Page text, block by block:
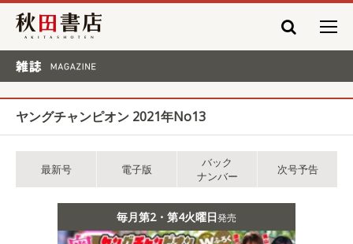
秋田書店
ヤングチャンピオン 2021年No13
最新号 電子版
バック
ナンバー
次号予告
毎月第2・第4火曜日発売